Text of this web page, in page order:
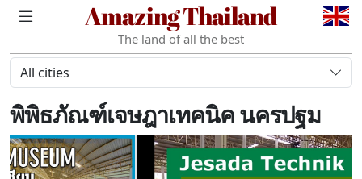
Amazing Thailand
The land of all the best
All cities
พิพิธภัณฑ์เจษฎาเทคนิค นครปฐม